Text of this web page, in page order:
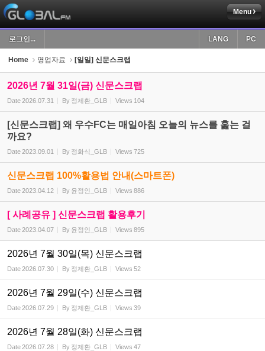
Menu
로그인... PC
LANG
Home 영업자료 [일일] 신문스크랩
2026년 7월 31일(금) 신문스크랩
Date2026.07.31 By 정제환_GLB Views 104
[신문스크랩] 왜 우수FC는 매일아침 오늘의 뉴스를 훑는 걸
까요?
Date2023.09.01 By 정화식_GLB Views 725
신문스크랩 100%활용법 안내(스마트폰)
Date2023.04.12 By 윤정인_GLB Views 886
[ 사례공유 ] 신문스크랩 활용후기
Date2023.04.07 By 윤정인_GLB Views 895
2026년 7월 30일(목) 신문스크랩
Date2026.07.30 By 정제환_GLB Views 52
2026년 7월 29일(수) 신문스크랩
Date2026.07.29 By 정제환_GLB Views 39
2026년 7월 28일(화) 신문스크랩
Date2026.07.28 By 정제환_GLB Views 47
Sketchbook5, 스케치북5
Sketchbook5, 스케치북5